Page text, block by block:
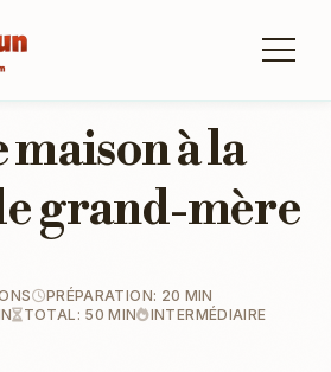
maison à la
grand-mère
PRÉPARATION: 20 MIN
TOTAL: 50 MIN INTERMÉDIAIRE